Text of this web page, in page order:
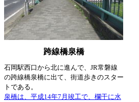
跨線橋泉橋
石岡駅西口から北に進んで、JR常磐線
の跨線橋泉橋に出て、街道歩きのスター
トである。
泉橋は、平成14年7月竣工で、欄干に水